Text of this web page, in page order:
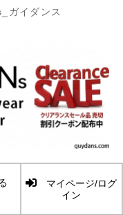
ガイダンス
マイページ/ログ
イン